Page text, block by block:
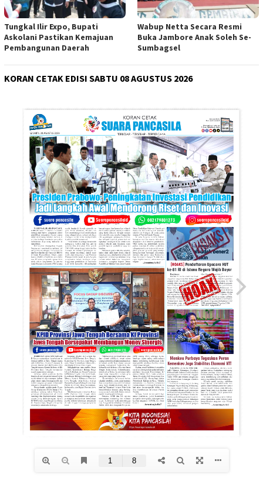
Tungkal Ilir Expo, Bupati
Askolani Pastikan Kemajuan
Pembangunan Daerah
Wabup Netta Secara Resmi
Buka Jambore Anak Soleh Se-
Sumbagsel
KORAN CETAK EDISI SABTU 08 AGUSTUS 2026